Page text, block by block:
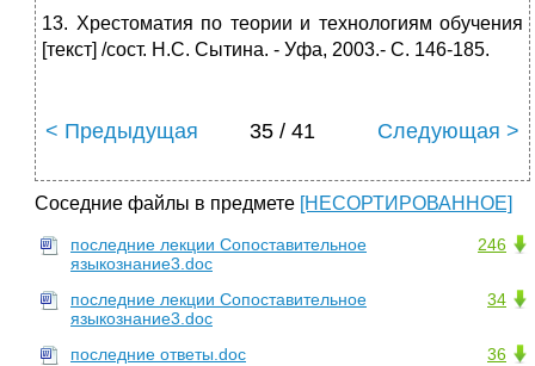
13. Хрестоматия по теории и технологиям обучения
[текст] /сост. Н.С. Сытина. - Уфа, 2003.- С. 146-185.
< Предыдущая 35 / 41 Следующая >
Соседние файлы в предмете [НЕСОРТИРОВАННОЕ]
246
последние лекции Сопоставительное
языкознание3.doc
34
последние лекции Сопоставительное
языкознание3.doc
36
последние ответы.doc